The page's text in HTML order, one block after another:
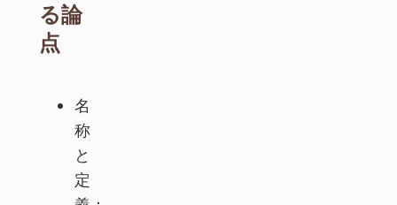
る論
点
名
称
と
定